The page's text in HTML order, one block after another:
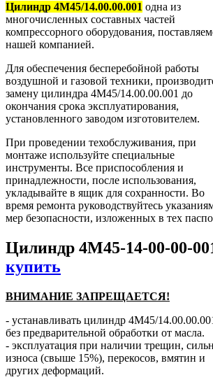
Цилиндр 4М45/14.00.00.001 одна из
многочисленных составных частей
компрессорного оборудования,
нашей компанией.
Для обеспечения бесперебойной работы
воздушной и газовой техники,
замену цилиндра 4М45/14.00.00.001 до
окончания срока эксплуатирования,
установленного заводом изготовителем.
При проведении техобслуживания, при
монтаже используйте специальные
инструменты. Все приспособления и
принадлежности, после использования,
укладывайте в ящик для сохранности. Во
время ремонта руководствуйтесь
мер безопасности, изложенных в тех
Цилиндр 4М45-14-00-00-
купить
ВНИМАНИЕ ЗАПРЕЩАЕТСЯ!
- устанавливать цилиндр 4М45/
без предварительной обработки от масла.
- эксплуатация при наличии трещин,
износа (свыше 15%), перекосов, вмятин и
других деформаций.